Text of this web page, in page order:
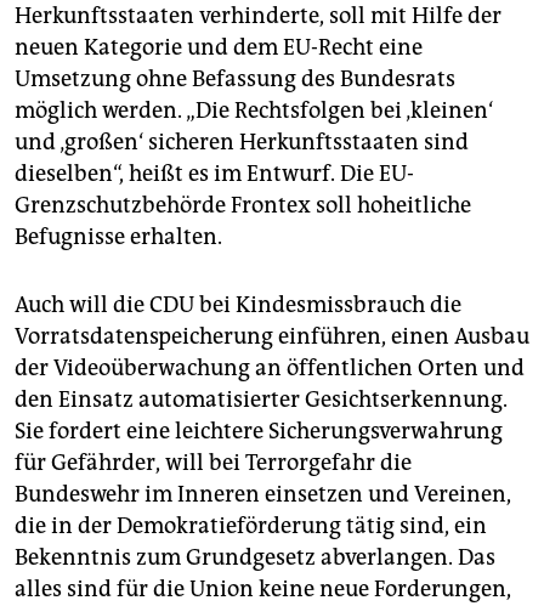
Herkunftsstaaten verhinderte, soll mit Hilfe der
neuen Kategorie und dem EU-Recht eine
Umsetzung ohne Befassung des Bundesrats
möglich werden. „Die Rechtsfolgen bei ‚kleinen‘
und ‚großen‘ sicheren Herkunftsstaaten sind
dieselben“, heißt es im Entwurf. Die EU-
Grenzschutzbehörde Frontex soll hoheitliche
Befugnisse erhalten.
Auch will die CDU bei Kindesmissbrauch die
Vorratsdatenspeicherung einführen, einen Ausbau
der Videoüberwachung an öffentlichen Orten und
den Einsatz automatisierter Gesichtserkennung.
Sie fordert eine leichtere Sicherungsverwahrung
für Gefährder, will bei Terrorgefahr die
Bundeswehr im Inneren einsetzen und Vereinen,
die in der Demokratieförderung tätig sind, ein
Bekenntnis zum Grundgesetz abverlangen. Das
alles sind für die Union keine neue Forderungen,